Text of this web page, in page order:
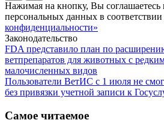
Нажимая на кнопку, Вы соглашаетесь
персональных данных в соответствии
конфиденциальности»
Законодательство
FDA представило план по
ветпрепаратов для животных с
малочисленных видов
Пользователи ВетИС с 1 июля не
без привязки учетной записи к
Самое читаемое